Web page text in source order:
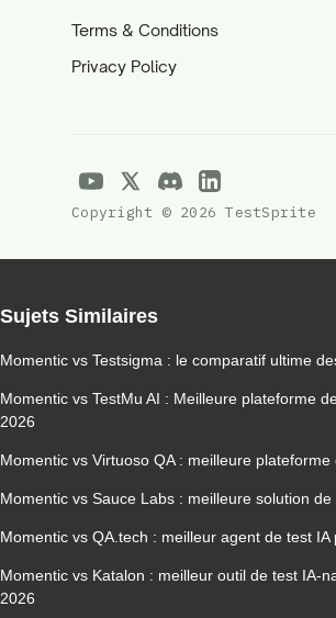
Terms & Conditions
Privacy Policy
Copyright © 2026 TestSprite
Sujets Similaires
Momentic vs Testsigma : le comparatif ultime
Momentic vs TestMu AI : Meilleure plateforme
2026
Momentic vs Virtuoso QA : meilleure
Momentic vs Sauce Labs : meilleure solution
Momentic vs QA.tech : meilleur agent de test IA
Momentic vs Katalon : meilleur outil de test IA-
2026